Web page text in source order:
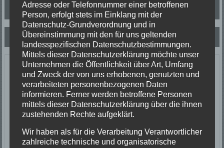
Beitragsnavigation
TH 1 Technische Hilfe
ABC 1 Ölspur
Letzte Einsätze
ABC-1, Ölspur klein
23/06/2026
Ölspur
TH 2 Absicherung Verkehrsunfall
20/06/2026
Adresse oder Telefonnummer einer betroffenen
Person, erfolgt stets im Einklang mit der
Datenschutz-Grundverordnung und in
Übereinstimmung mit den für uns geltenden
landesspezifischen Datenschutzbestimmungen.
Mittels dieser Datenschutzerklärung möchte unser
Unternehmen die Öffentlichkeit über Art, Umfang
und Zweck der von uns erhobenen, genutzten und
verarbeiteten personenbezogenen Daten
informieren. Ferner werden betroffene Personen
mittels dieser Datenschutzerklärung über die ihnen
zustehenden Rechte aufgeklärt.
Wir haben als für die Verarbeitung Verantwortlicher
zahlreiche technische und organisatorische